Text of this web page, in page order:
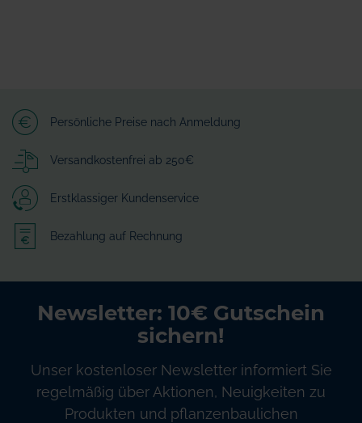
Persönliche Preise nach Anmeldung
Versandkostenfrei ab 250€
Erstklassiger Kundenservice
Bezahlung auf Rechnung
Newsletter: 10€ Gutschein
sichern!
Unser kostenloser Newsletter informiert Sie
regelmäßig über Aktionen, Neuigkeiten zu
Produkten und pflanzenbaulichen